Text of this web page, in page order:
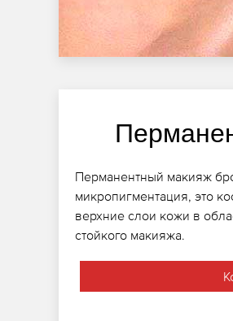
Перманентный макияж
микропигментация, это
верхние слои кожи в
стойкого макияжа.